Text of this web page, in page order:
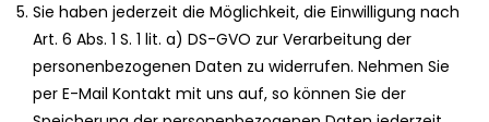
Sie haben jederzeit die Möglichkeit, die Einwilligung nach
Art. 6 Abs. 1 S. 1 lit. a) DS-GVO zur Verarbeitung der
personenbezogenen Daten zu widerrufen. Nehmen Sie
per E-Mail Kontakt mit uns auf, so können Sie der